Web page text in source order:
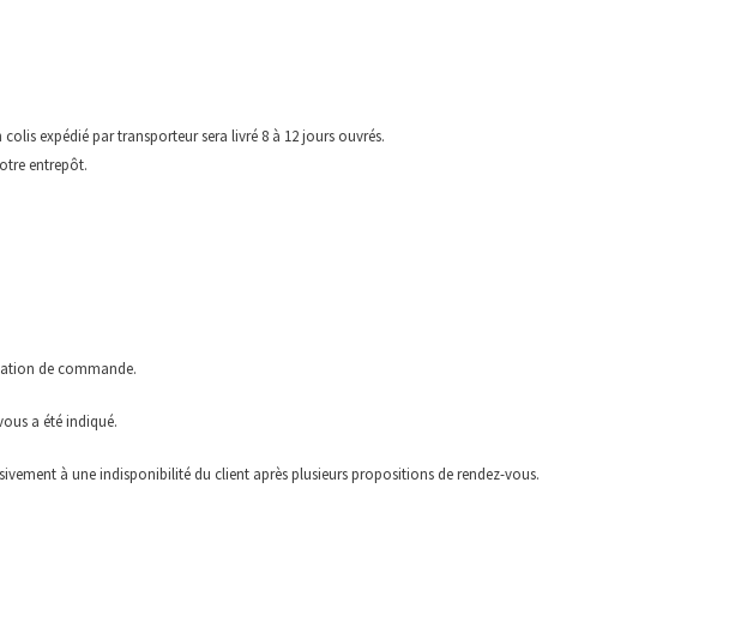
expédié par transporteur sera livré 8 à 12 jours ouvrés.
entrepôt.
de commande.
a été indiqué.
à une indisponibilité du client après plusieurs propositions de rendez-vous.